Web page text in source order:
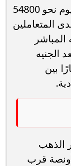
سجل الجنيه الذهب في تعاملات اليوم نحو 54800
المتعاملين
ويُعد الجنيه
بين
الذهب
قرب